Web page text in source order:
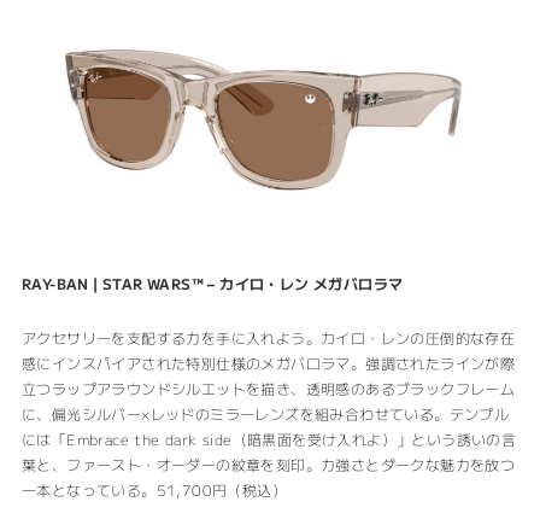
RAY-BAN | STAR WARS™ – カイロ・レン メガバロラマ
アクセサリーを支配する力を手に入れよう。カイロ・レンの圧倒的な存在
感にインスパイアされた特別仕様のメガバロラマ。強調されたラインが際
立つラップアラウンドシルエットを描き、透明感のあるブラックフレーム
に、偏光シルバー×レッドのミラーレンズを組み合わせている。テンプル
には「Embrace the dark side（暗黒面を受け入れよ）」という誘いの言
葉と、ファースト・オーダーの紋章を刻印。力強さとダークな魅力を放つ
一本となっている。51,700円（税込）